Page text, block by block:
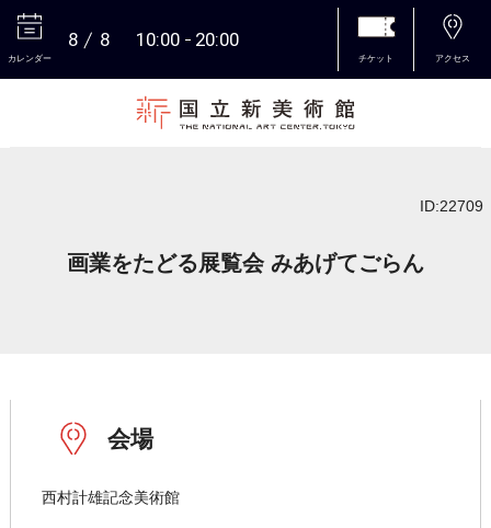
カレンダー
8 8 10:00 20:00
チケット アクセス
ID:22709
画業をたどる展覧会 みあげてごらん
会場
西村計雄記念美術館